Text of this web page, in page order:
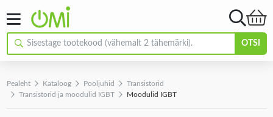
OTSI
Pealeht Kataloog Pooljuhid
Transistorid
Transistorid ja moodulid IGBT
Moodulid IGBT